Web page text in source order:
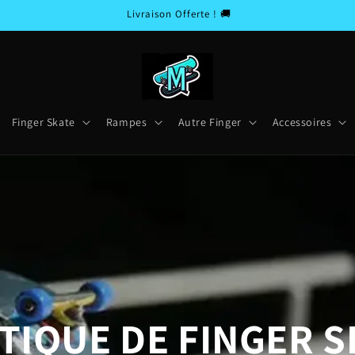
Livraison Offerte ! 🚚
Finger Skate Rampes Autre Finger Accessoires
DE FINGER